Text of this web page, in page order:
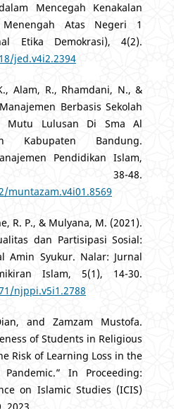
Mencegah Kenakalan
Atas Negeri 1
Etika Demokrasi), 4(2).
jed.v4i2.2394
Alam, R., Rhamdani, N., &
Berbasis Sekolah
Mutu Lulusan Di Sma Al
Kabupaten Bandung.
Pendidikan Islam,
38-48.
muntazam.v4i01.8569
R. P., & Mulyana, M. (2021).
dan Partisipasi Sosial:
Amin Syukur. Nalar: Jurnal
Islam, 5(1), 14-30.
njppi.v5i1.2788
and Zamzam Mustofa.
of Students in Religious
Risk of Learning Loss in the
In Proceeding:
on Islamic Studies (ICIS)